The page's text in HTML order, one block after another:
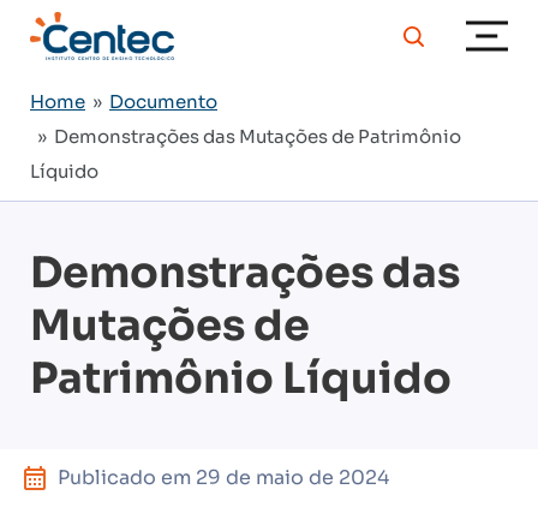
Home » Documento
» Demonstrações das Mutações de Patrimônio
Líquido
Demonstrações das
Mutações de
Patrimônio Líquido
Publicado em 29 de maio de 2024